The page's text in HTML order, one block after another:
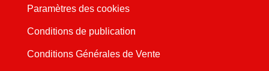
Paramètres des cookies
Conditions de publication
Conditions Générales de Vente